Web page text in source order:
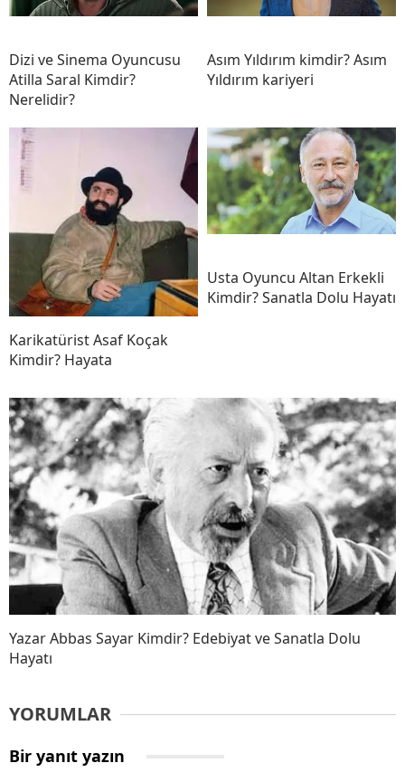
Dizi ve Sinema Oyuncusu
Atilla Saral Kimdir?
Nerelidir?
Asım Yıldırım kimdir? Asım
Yıldırım kariyeri
Karikatürist Asaf Koçak
Kimdir? Hayata
Usta Oyuncu Altan Erkekli
Kimdir? Sanatla Dolu Hayatı
Yazar Abbas Sayar Kimdir? Edebiyat ve Sanatla Dolu
Hayatı
YORUMLAR
Bir yanıt yazın